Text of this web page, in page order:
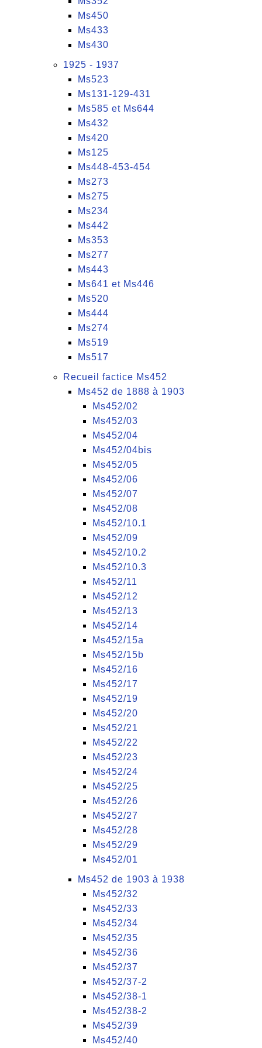
Ms450
Ms433
Ms430
1925 - 1937
Ms523
Ms131-129-431
Ms585 et Ms644
Ms432
Ms420
Ms125
Ms448-453-454
Ms273
Ms275
Ms234
Ms442
Ms353
Ms277
Ms443
Ms641 et Ms446
Ms520
Ms444
Ms274
Ms519
Ms517
Recueil factice Ms452
Ms452 de 1888 à 1903
Ms452/02
Ms452/03
Ms452/04
Ms452/04bis
Ms452/05
Ms452/06
Ms452/07
Ms452/08
Ms452/10.1
Ms452/09
Ms452/10.2
Ms452/10.3
Ms452/11
Ms452/12
Ms452/13
Ms452/14
Ms452/15a
Ms452/15b
Ms452/16
Ms452/17
Ms452/19
Ms452/20
Ms452/21
Ms452/22
Ms452/23
Ms452/24
Ms452/25
Ms452/26
Ms452/27
Ms452/28
Ms452/29
Ms452/01
Ms452 de 1903 à 1938
Ms452/32
Ms452/33
Ms452/34
Ms452/35
Ms452/36
Ms452/37
Ms452/37-2
Ms452/38-1
Ms452/38-2
Ms452/39
Ms452/40